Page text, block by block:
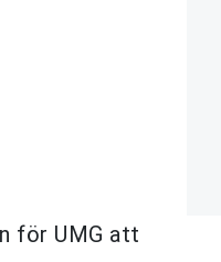
för UMG att